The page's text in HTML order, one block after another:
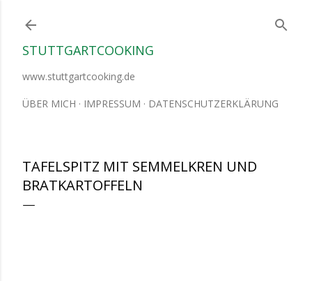
STUTTGARTCOOKING
www.stuttgartcooking.de
ÜBER MICH IMPRESSUM DATENSCHUTZERKLÄRUNG
TAFELSPITZ MIT SEMMELKREN UND
BRATKARTOFFELN